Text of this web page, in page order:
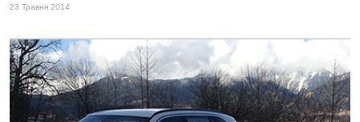
23 Травня 2014